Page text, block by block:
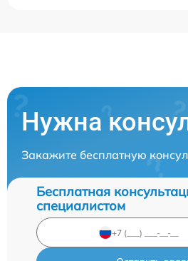
Нужна
Закажите бесплатную
Бесплатная
специалистом